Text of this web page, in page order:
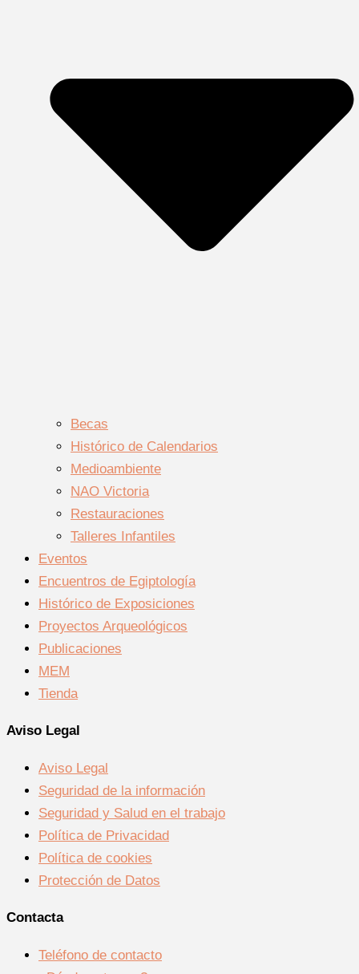
Becas
Histórico de Calendarios
Medioambiente
NAO Victoria
Restauraciones
Talleres Infantiles
Eventos
Encuentros de Egiptología
Histórico de Exposiciones
Proyectos Arqueológicos
Publicaciones
MEM
Tienda
Aviso Legal
Aviso Legal
Seguridad de la información
Seguridad y Salud en el trabajo
Política de Privacidad
Política de cookies
Protección de Datos
Contacta
Teléfono de contacto